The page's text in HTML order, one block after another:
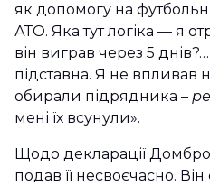
як допомогу на
АТО. Яка тут логіка — я
він виграв через 5
підставна. Я не впливав
обирали підрядника –
мені їх всунули».
Щодо декларації
подав її несвоєчасно.